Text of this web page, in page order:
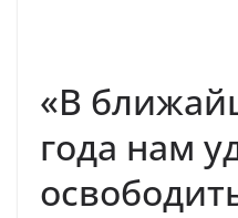
«В
года нам